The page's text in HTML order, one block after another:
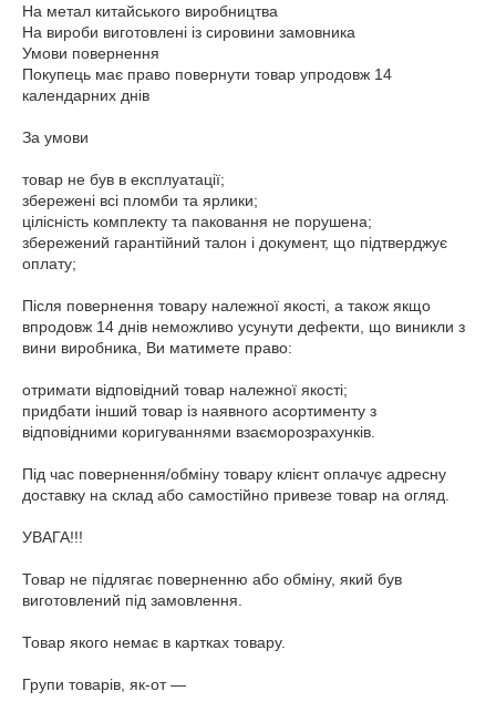
На метал китайського виробництва
На вироби виготовлені із сировини замовника
Умови повернення
Покупець має право повернути товар упродовж 14
календарних днів
За умови
товар не був в експлуатації;
збережені всі пломби та ярлики;
цілісність комплекту та паковання не порушена;
збережений гарантійний талон і документ, що підтверджує
оплату;
Після повернення товару належної якості, а також якщо
впродовж 14 днів неможливо усунути дефекти, що виникли з
вини виробника, Ви матимете право:
отримати відповідний товар належної якості;
придбати інший товар із наявного асортименту з
відповідними коригуваннями взаєморозрахунків.
Під час повернення/обміну товару клієнт оплачує адресну
доставку на склад або самостійно привезе товар на огляд.
УВАГА!!!
Товар не підлягає поверненню або обміну, який був
виготовлений під замовлення.
Товар якого немає в картках товару.
Групи товарів, як-от —